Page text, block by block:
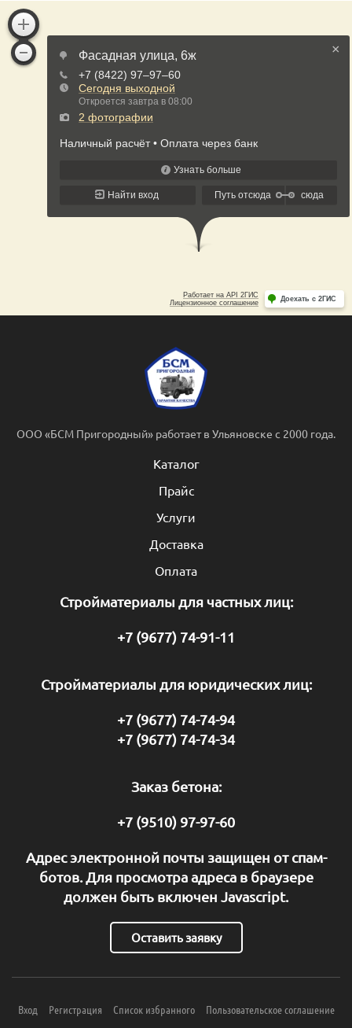
ООО «БСМ Пригородный» работает в Ульяновске с 2000 года.
Каталог
Прайс
Услуги
Доставка
Оплата
Стройматериалы для частных лиц:
+7 (9677) 74-91-11
Стройматериалы для юридических лиц:
+7 (9677) 74-74-94
+7 (9677) 74-74-34
Заказ бетона:
+7 (9510) 97-97-60
Адрес электронной почты защищен от спам-
ботов. Для просмотра адреса в браузере
должен быть включен Javascript.
Оставить заявку
Вход Регистрация Список избранного
Пользовательское соглашение